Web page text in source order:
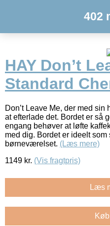
402
HAY Don’t
Standard
Don’t Leave Me, der med
at efterlade det. Bordet er så
engang behøver at løfte
med dig. Bordet er ideelt
børneværelset. (Læs mere)
1149 kr. (Vis fragtpris)
Læs